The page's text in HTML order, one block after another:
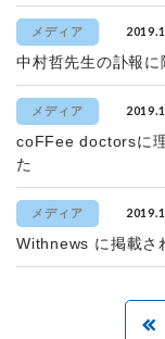
メディア
中村哲先生の訃報
メディア
coFFee doctorsに
た
メディア
Withnews に掲載さ